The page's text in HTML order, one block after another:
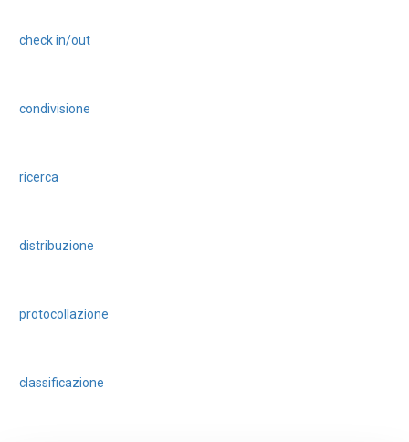
check in/out
condivisione
ricerca
distribuzione
protocollazione
classificazione